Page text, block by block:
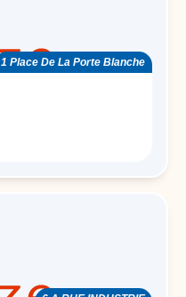
1 Place De La Porte Blanche